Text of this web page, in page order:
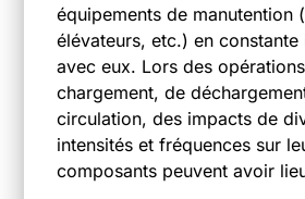
équipements de manutention
élévateurs, etc.) en
avec eux. Lors des
chargement, de
circulation, des impacts de
intensités et fréquences sur
composants peuvent avoir